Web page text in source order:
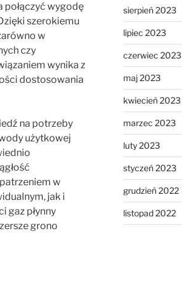
wygodę
szerokiemu
w
czy
wynika z
dostosowania
na potrzeby
użytkowej
w
jak i
gaz płynny
grono
sierpień 2023
lipiec 2023
czerwiec 2023
maj 2023
kwiecień 2023
marzec 2023
luty 2023
styczeń 2023
grudzień 2022
listopad 2022